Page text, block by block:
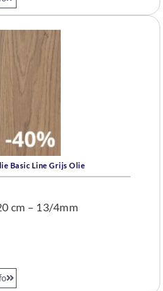
Basic Line Grijs Olie
cm – 13/4mm